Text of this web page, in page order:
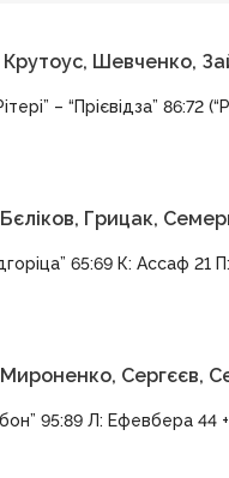
Крутоус, Шевченко,
– “Прієвідза” 86:72
Грицак,
65:69 К: Ассаф 21
Сергєєв,
95:89 Л: Ефевбера 44 +